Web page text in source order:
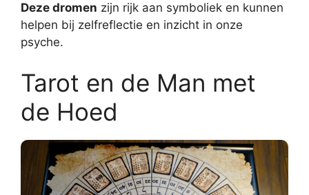
Deze dromen zijn rijk aan symboliek en kunnen
helpen bij zelfreflectie en inzicht in onze
psyche.
Tarot en de Man met
de Hoed